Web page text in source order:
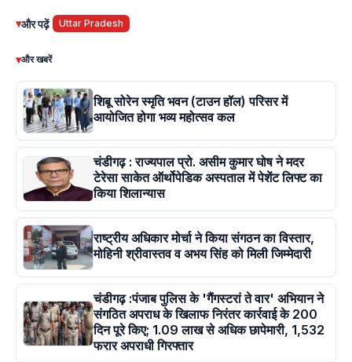
▾और पढ़ें Uttar Pradesh
▾और खबरें
शिबू सोरेन स्मृति भवन (टाउन हॉल) परिसर में
आयोजित होगा भव्य महोत्सव कल
चंडीगढ़ : राज्यपाल प्रो. असीम कुमार घोष ने मदर
टेरेसा साकेत ऑर्थोपेडिक अस्पताल में पेशेंट लिफ्ट का
किया शिलान्यास
राष्ट्रीय अधिकार मोर्चा ने किया संगठन का विस्तार,
मोहिनी श्रीवास्तव व अभय सिंह को मिली जिम्मेदारी
चंडीगढ़ :पंजाब पुलिस के 'गैंगस्टरां ते वार' अभियान ने
संगठित अपराध के खिलाफ निरंतर कार्रवाई के 200
दिन पूरे किए; 1.09 लाख से अधिक छापेमारी, 1,532
फरार अपराधी गिरफ्तार